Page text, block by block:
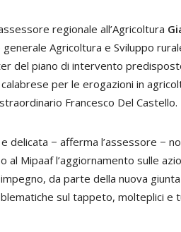
regionale all’Agricoltura
Agricoltura e Sviluppo
del piano di intervento
calabrese per le erogazioni in
Francesco Del Castello.
delicata − afferma l’assessore −
al Mipaaf l’aggiornamento sulle
da parte della nuova
sul tappeto, molteplici